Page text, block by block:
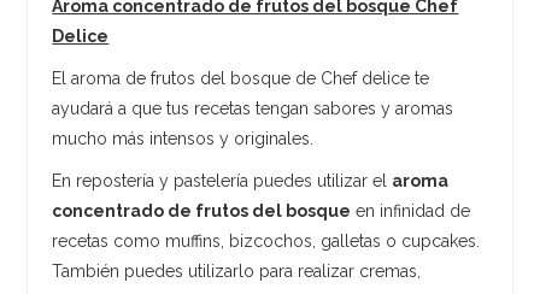
Aroma concentrado de frutos del bosque Chef
Delice
El aroma de frutos del bosque de Chef delice te
ayudará a que tus recetas tengan sabores y aromas
mucho más intensos y originales.
En repostería y pastelería puedes utilizar el aroma
concentrado de frutos del bosque en infinidad de
recetas como muffins, bizcochos, galletas o cupcakes.
También puedes utilizarlo para realizar cremas,